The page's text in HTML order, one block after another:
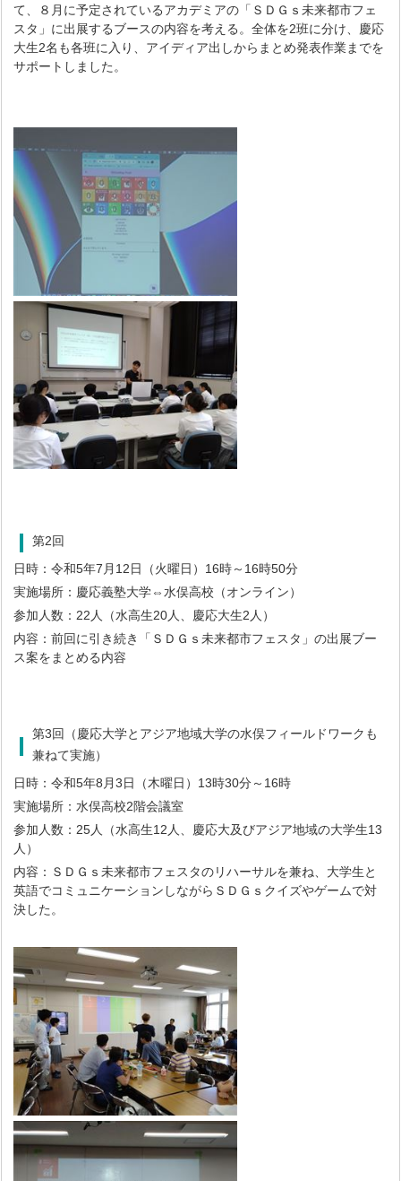
て、８月に予定されているアカデミアの「ＳＤＧｓ未来都市フェ
スタ」に出展するブースの内容を考える。全体を2班に分け、慶応
大生2名も各班に入り、アイディア出しからまとめ発表作業までを
サポートしました。
第2回
日時：令和5年7月12日（火曜日）16時～16時50分
実施場所：慶応義塾大学⇔水俣高校（オンライン）
参加人数：22人（水高生20人、慶応大生2人）
内容：前回に引き続き「ＳＤＧｓ未来都市フェスタ」の出展ブー
ス案をまとめる内容
第3回（慶応大学とアジア地域大学の水俣フィールドワークも
兼ねて実施）
日時：令和5年8月3日（木曜日）13時30分～16時
実施場所：水俣高校2階会議室
参加人数：25人（水高生12人、慶応大及びアジア地域の大学生13
人）
内容：ＳＤＧｓ未来都市フェスタのリハーサルを兼ね、大学生と
英語でコミュニケーションしながらＳＤＧｓクイズやゲームで対
決した。